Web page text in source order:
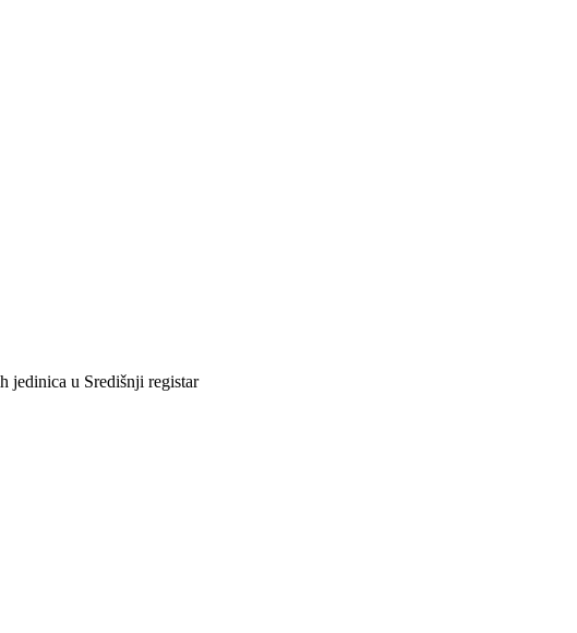
jedinica u Središnji registar